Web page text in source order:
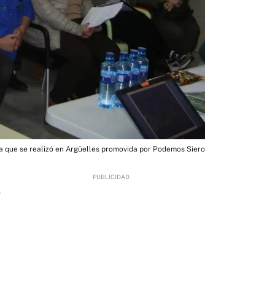
se realizó en Argüelles promovida por Podemos Siero